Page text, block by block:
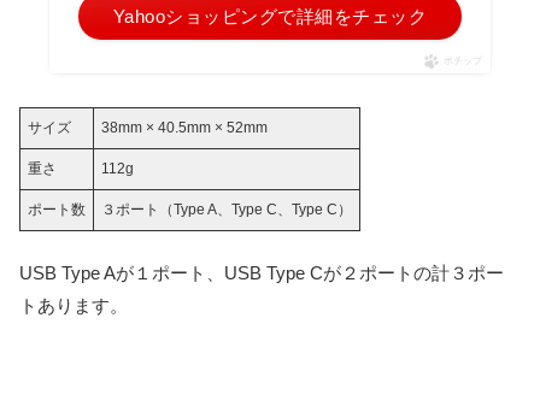
Yahooショッピングで詳細をチェック
ポチップ
サイズ 38mm × 40.5mm × 52mm
重さ 112g
ポート数 ３ポート（Type A、Type C、Type C）
USB Type Aが１ポート、USB Type Cが２ポートの計３ポー
トあります。